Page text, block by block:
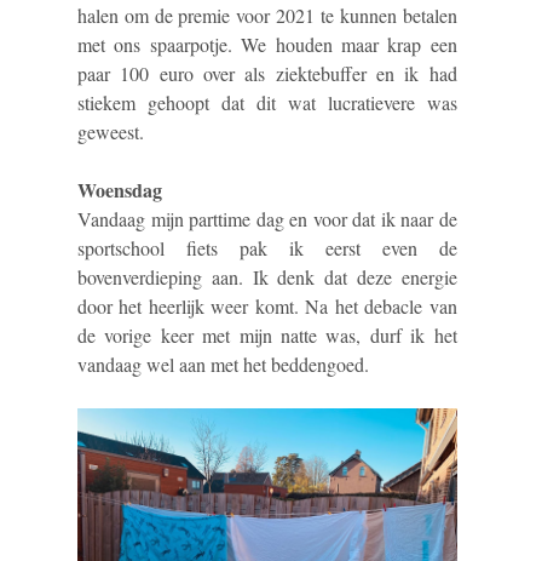
halen om de premie voor 2021 te kunnen betalen
met ons spaarpotje. We houden maar krap een
paar 100 euro over als ziektebuffer en ik had
stiekem gehoopt dat dit wat lucratievere was
geweest.
Woensdag
Vandaag mijn parttime dag en voor dat ik naar de
sportschool fiets pak ik eerst even de
bovenverdieping aan. Ik denk dat deze energie
door het heerlijk weer komt. Na het debacle van
de vorige keer met mijn natte was, durf ik het
vandaag wel aan met het beddengoed.